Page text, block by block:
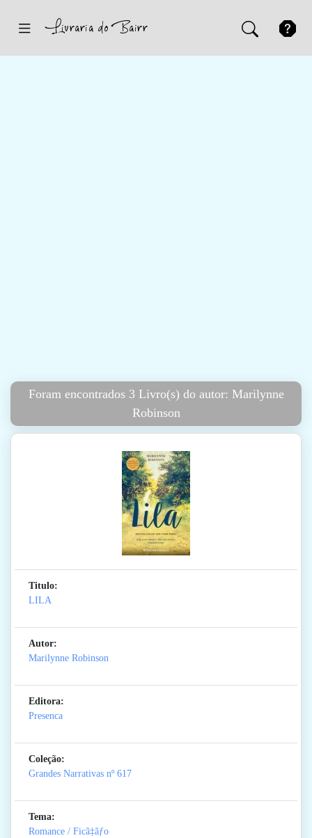
Foram encontrados 3 Livro(s) do autor: Marilynne
Robinson
Titulo:
LILA
Autor:
Marilynne Robinson
Editora:
Presenca
Coleção:
Grandes Narrativas nº 617
Tema:
Romance / Ficã‡ãƒo